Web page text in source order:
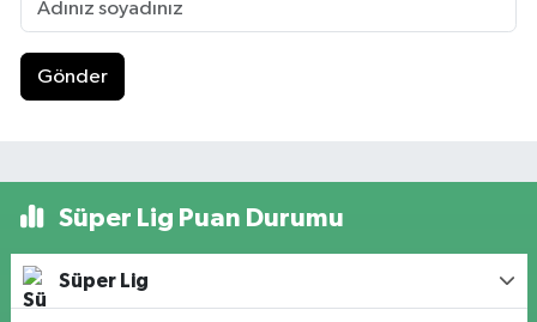
Gönder
Süper Lig Puan Durumu
Süper Lig